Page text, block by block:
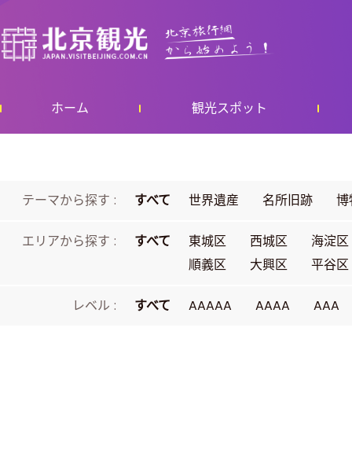
ホーム 観光スポット
テーマから探す : すべて 世界遺産 名所旧跡
エリアから探す : すべて 東城区 西城区
海淀区
順義区
大興区 平谷区
レベル : すべて AAAAA AAAA AAA